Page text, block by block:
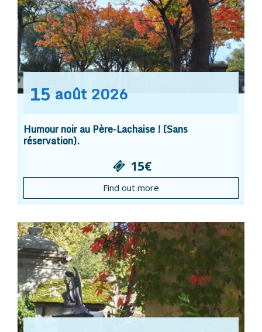
15 août 2026
Humour noir au Père-Lachaise ! (Sans
réservation).
15€
Find out more